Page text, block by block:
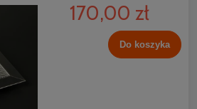
170,00 zł
Do koszyka